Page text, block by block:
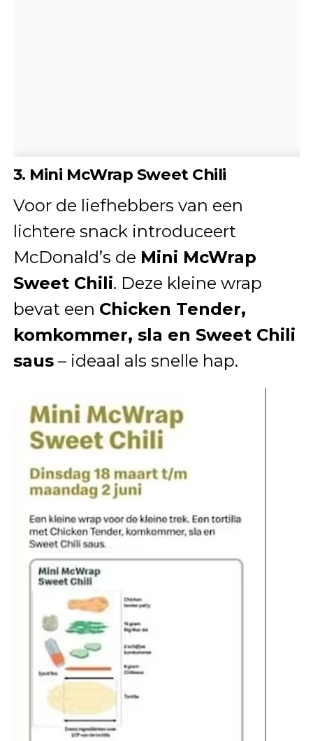
3. Mini McWrap Sweet Chili
Voor de liefhebbers van een
lichtere snack introduceert
McDonald’s de Mini McWrap
Sweet Chili. Deze kleine wrap
bevat een Chicken Tender,
komkommer, sla en Sweet Chili
saus– ideaal als snelle hap.